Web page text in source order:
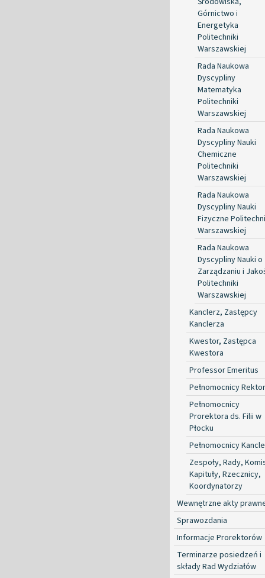
Górnictwo i
Energetyka
Politechniki
Warszawskiej
Rada Naukowa
Dyscypliny
Matematyka
Politechniki
Warszawskiej
Rada Naukowa
Dyscypliny Nauki
Chemiczne
Politechniki
Warszawskiej
Rada Naukowa
Dyscypliny Nauki
Fizyczne
Warszawskiej
Rada Naukowa
Dyscypliny Nauki o
Zarządzaniu i
Politechniki
Warszawskiej
Kanclerz, Zastępcy
Kanclerza
Kwestor, Zastępca
Kwestora
Professor Emeritus
Pełnomocnicy
Pełnomocnicy
Prorektora ds. Filii w
Płocku
Pełnomocnicy
Zespoły, Rady,
Kapituły, Rzecznicy,
Koordynatorzy
Wewnętrzne akty
Sprawozdania
Informacje Prorektorów
Terminarze posiedzeń i
składy Rad Wydziałów